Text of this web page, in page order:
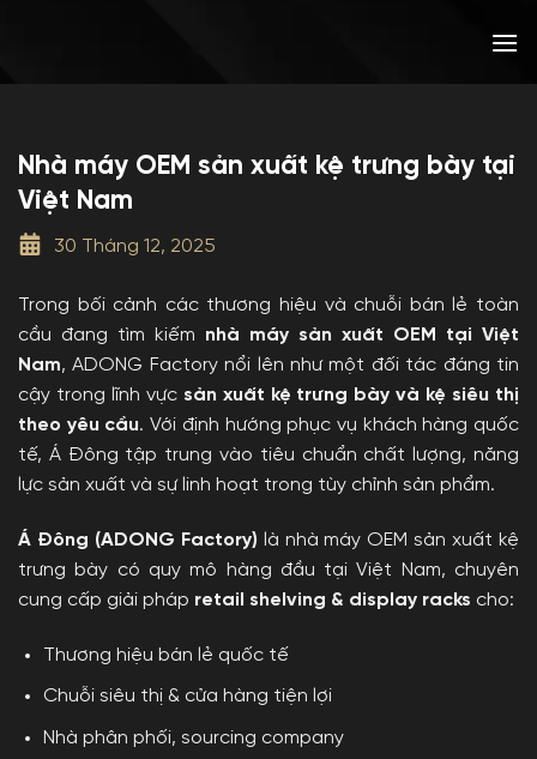
Nhà máy OEM sản xuất kệ trưng bày tại
Việt Nam
30 Tháng 12, 2025
Trong bối cảnh các thương hiệu và chuỗi bán lẻ toàn
cầu đang tìm kiếm nhà máy sản xuất OEM tại Việt
Nam, ADONG Factory nổi lên như một đối tác đáng tin
cậy trong lĩnh vực sản xuất kệ trưng bày và kệ siêu thị
theo yêu cầu. Với định hướng phục vụ khách hàng quốc
tế, Á Đông tập trung vào tiêu chuẩn chất lượng, năng
lực sản xuất và sự linh hoạt trong tùy chỉnh sản phẩm.
Á Đông (ADONG Factory) là nhà máy OEM sản xuất kệ
trưng bày có quy mô hàng đầu tại Việt Nam, chuyên
cung cấp giải pháp retail shelving & display racks cho:
Thương hiệu bán lẻ quốc tế
Chuỗi siêu thị & cửa hàng tiện lợi
Nhà phân phối, sourcing company